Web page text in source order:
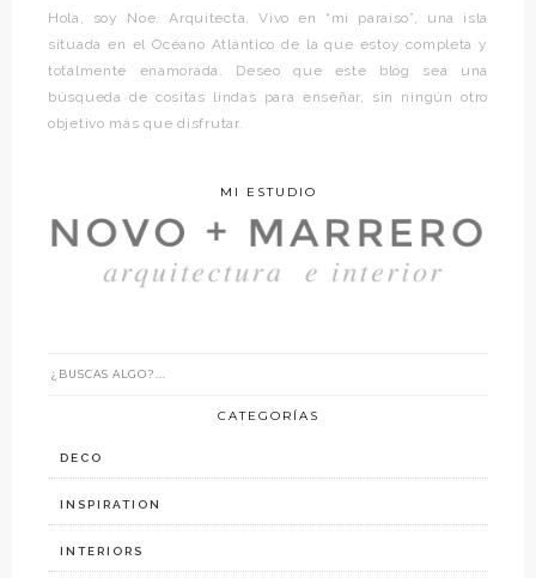
Hola, soy Noe. Arquitecta. Vivo en “mi paraíso”, una isla
situada en el Océano Atlántico de la que estoy completa y
totalmente enamorada. Deseo que este blog sea una
búsqueda de cositas lindas para enseñar, sin ningún otro
objetivo más que disfrutar.
MI ESTUDIO
CATEGORÍAS
DECO
INSPIRATION
INTERIORS